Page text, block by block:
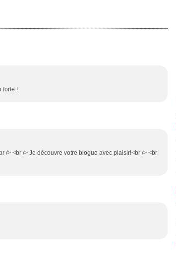
forte !
/> <br /> Je découvre votre blogue avec plaisir!<br /> <br